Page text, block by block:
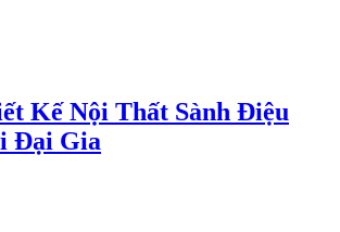
Kế Nội Thất Sành Điệu
Đại Gia